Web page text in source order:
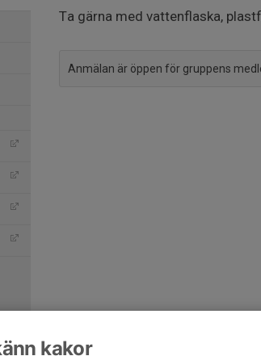
Ta gärna med vattenflaska,
Anmälan är öppen för gruppens
kakor